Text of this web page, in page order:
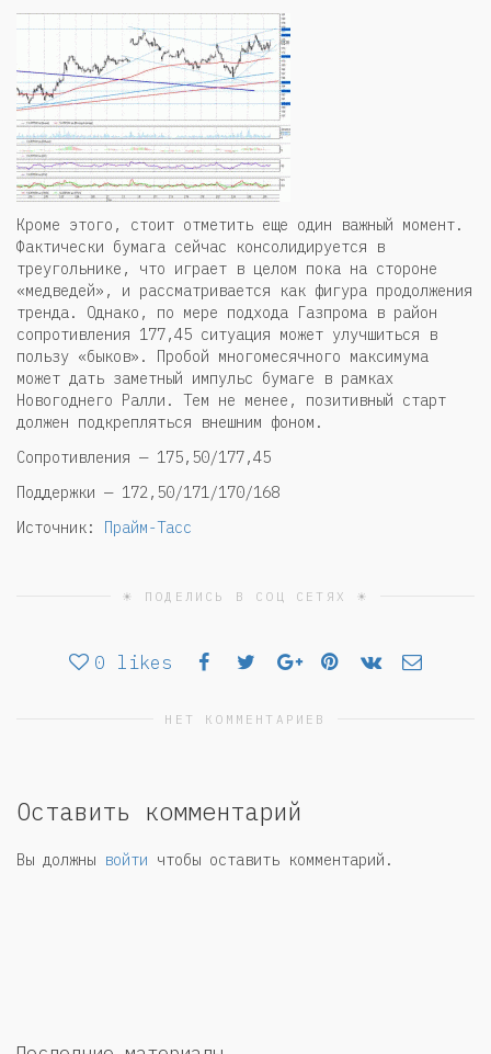
Кроме этого, стоит отметить еще один важный момент.
Фактически бумага сейчас консолидируется в
треугольнике, что играет в целом пока на стороне
«медведей», и рассматривается как фигура продолжения
тренда. Однако, по мере подхода Газпрома в район
сопротивления 177,45 ситуация может улучшиться в
пользу «быков». Пробой многомесячного максимума
может дать заметный импульс бумаге в рамках
Новогоднего Ралли. Тем не менее, позитивный старт
должен подкрепляться внешним фоном.
Сопротивления — 175,50/177,45
Поддержки — 172,50/171/170/168
Источник: Прайм-Тасс
☀ ПОДЕЛИСЬ В СОЦ СЕТЯХ ☀
0 likes
НЕТ КОММЕНТАРИЕВ
Оставить комментарий
Вы должны войти чтобы оставить комментарий.